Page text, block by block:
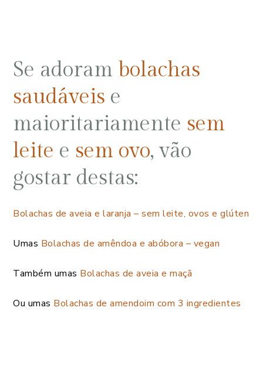
Se adoram bolachas
saudáveis e
maioritariamente sem
leite e sem ovo, vão
gostar destas:
Bolachas de aveia e laranja – sem leite, ovos e glúten
Umas Bolachas de amêndoa e abóbora – vegan
Também umas Bolachas de aveia e maçã
Ou umas Bolachas de amendoim com 3 ingredientes